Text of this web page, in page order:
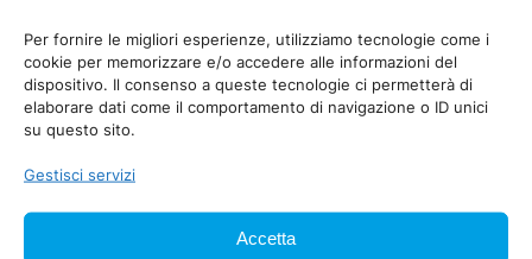
Per fornire le migliori esperienze, utilizziamo tecnologie come i
cookie per memorizzare e/o accedere alle informazioni del
dispositivo. Il consenso a queste tecnologie ci permetterà di
elaborare dati come il comportamento di navigazione o ID unici
su questo sito.
Gestisci servizi
Accetta